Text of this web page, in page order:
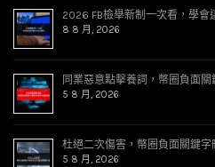
2026 FB檢舉新制一次看，學會
8 8 月, 2026
同業惡意點擊養詞，幣圈負面
5 8 月, 2026
杜絕二次傷害，幣圈負面關鍵
5 8 月, 2026